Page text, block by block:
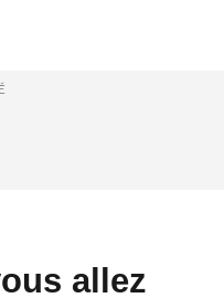
allez